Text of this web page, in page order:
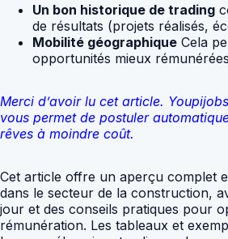
Un bon historique de trading
de résultats (projets réalisés,
Mobilité géographique Cela
opportunités mieux
Merci d’avoir lu cet article.
vous permet de postuler
rêves à moindre coût.
Cet article offre un aperçu complet
dans le secteur de la construction,
jour et des conseils pratiques pour
rémunération. Les tableaux et